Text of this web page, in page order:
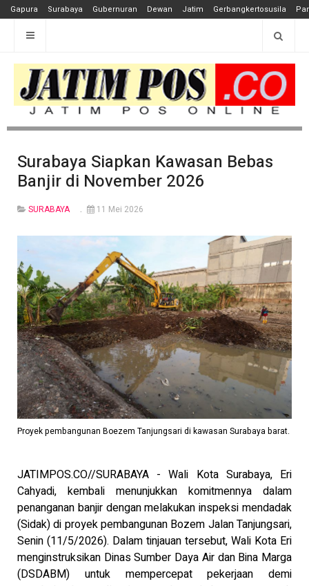
Gapura Surabaya Gubernuran Dewan Jatim Gerbangkertosusila
Surabaya Siapkan Kawasan Bebas
Banjir di November 2026
SURABAYA 11 Mei 2026
Proyek pembangunan Boezem Tanjungsari di kawasan Surabaya barat.
JATIMPOS.CO//SURABAYA - Wali Kota Surabaya, Eri
Cahyadi, kembali menunjukkan komitmennya dalam
penanganan banjir dengan melakukan inspeksi mendadak
(Sidak) di proyek pembangunan Bozem Jalan Tanjungsari,
Senin (11/5/2026). Dalam tinjauan tersebut, Wali Kota Eri
menginstruksikan Dinas Sumber Daya Air dan Bina Marga
(DSDABM) untuk mempercepat pekerjaan demi